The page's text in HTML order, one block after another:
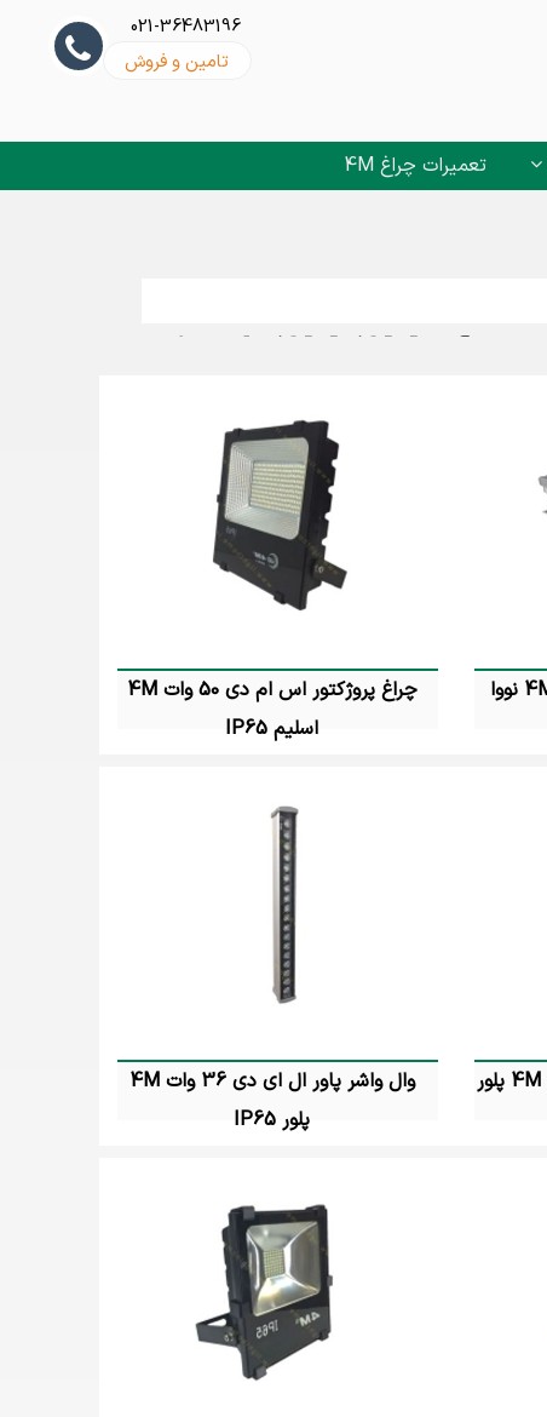
021-36483196
تامین و فروش
تعمیرات چراغ 4M
برای دریافت لیست قیمت ip684M فورام در لاله زار کاتالوگ ip68 4M 4M
لیست قیمت ip684M فورام در لاله زار کاتالوگ ip68 4M 4M فورام لاله زار
وال واشر سی او بی 21 وات 4M نووا
چراغ پروژکتور اس ام دی 50 وات 4M
اسلیم IP65
وال واشر پاور ال ای دی 6 وات 4M پلور
وال واشر پاور ال ای دی 36 وات 4M
پلور IP65